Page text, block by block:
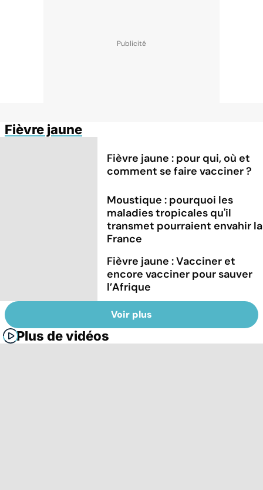
Fièvre jaune
Fièvre jaune : pour qui, où et
comment se faire vacciner ?
Moustique : pourquoi les
maladies tropicales qu'il
transmet pourraient envahir la
France
Fièvre jaune : Vacciner et
encore vacciner pour sauver
l’Afrique
Voir plus
Plus de vidéos